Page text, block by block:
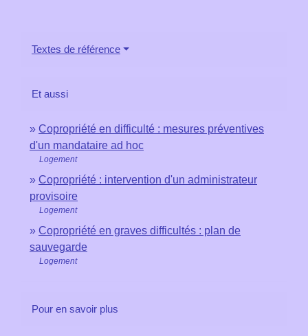
Textes de référence
Et aussi
Copropriété en difficulté : mesures préventives
d'un mandataire ad hoc
Logement
Copropriété : intervention d'un administrateur
provisoire
Logement
Copropriété en graves difficultés : plan de
sauvegarde
Logement
Pour en savoir plus